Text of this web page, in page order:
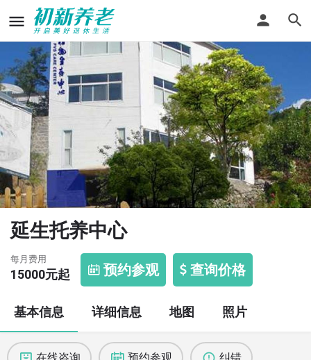
延生托养中心
每月费用
15000元起 预约参观 查询价格
基本信息 详细信息 地图 照片
在线咨询 预约参观 纠错